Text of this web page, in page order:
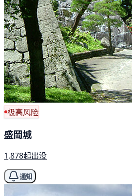
极高风险
盛岡城
1,878起出没
通知